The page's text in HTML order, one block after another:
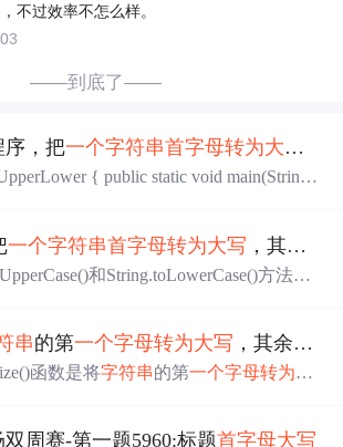
不过效率不怎么样。
——到底了——
序，把一个字符串首字母转为大写
static void main(String[]
一个字符串首字母转为大写 ，其余为小写
和String.toLowerCase()方法来
串的第一个字母转为大写 ，其余字母
函数是将字符串的第一个字母转为大
方法语法： str.capitalize() 参数：
双周赛-第一题5960:标题首字母大写